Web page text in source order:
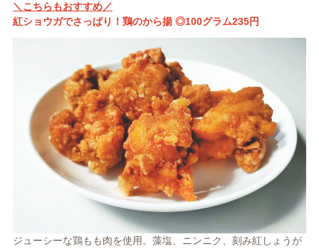
＼こちらもおすすめ／
紅ショウガでさっぱり！鶏のから揚 ◎100グラム235円
ジューシーな鶏もも肉を使用。藻塩、ニンニク、刻み紅しょうが